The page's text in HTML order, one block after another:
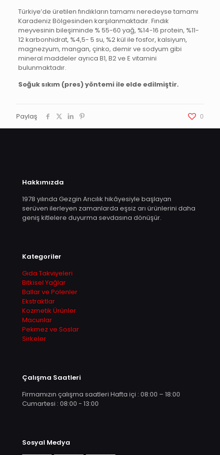
Türkiye’de üretilen fındıkların tamamı neredeyse tamamı
Karadeniz Bölgesinden karşılanmaktadır. Fındık
meyvesinin bileşiminde % 55-60 yağ, %14-16 protein, %11-
12 karbonhidrat, %4,5- 5 su, %2 kül ile fosfor, kalsiyum,
magnezyum, mangan, çinko, demir ve sodyum gibi
mineral maddeler ayrıca B1, B2 ve E vitamini
bulunmaktadır.
Soğuk sıkım (pres) yöntemi ile elde edilmiştir.
Paylaş 0
Hakkımızda
1978 yılında Gezgin Arıcılık hikâyesiyle başlayan
serüven ilerleyen zamanlarda eşsiz arı ürünlerini daha
geniş kitlelere duyurma sevdasına dönüşür.
Kategoriler
Gıda Takviyeleri
Bitkisel Yağlar
Ballar ve Polenler
Ekstraktlar
Kozmetik Ürünler
Macunlar
Pekmez ve Soslar
Sirkeler
Çalışma Saatleri
Firmamızın çalışma saatleri Hafta içi : 08:00 – 18:00
Cumartesi : 08:00 - 13:00
Sosyal Medya